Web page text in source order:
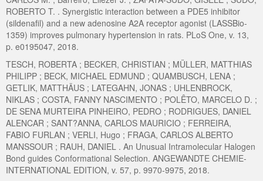
ROBERTO T. . Synergistic interaction between a PDE5 inhibitor
(sildenafil) and a new adenosine A2A receptor agonist (LASSBio-
1359) improves pulmonary hypertension in rats. PLoS One, v. 13,
p. e0195047, 2018.
TESCH, ROBERTA ; BECKER, CHRISTIAN ; MÜLLER, MATTHIAS
PHILIPP ; BECK, MICHAEL EDMUND ; QUAMBUSCH, LENA ;
GETLIK, MATTHÄUS ; LATEGAHN, JONAS ; UHLENBROCK,
NIKLAS ; COSTA, FANNY NASCIMENTO ; POLÊTO, MARCELO D. ;
DE SENA MURTEIRA PINHEIRO, PEDRO ; RODRIGUES, DANIEL
ALENCAR ; SANT?ANNA, CARLOS MAURICIO ; FERREIRA,
FABIO FURLAN ; VERLI, Hugo ; FRAGA, CARLOS ALBERTO
MANSSOUR ; RAUH, DANIEL . An Unusual Intramolecular Halogen
Bond guides Conformational Selection. ANGEWANDTE CHEMIE-
INTERNATIONAL EDITION, v. 57, p. 9970-9975, 2018.